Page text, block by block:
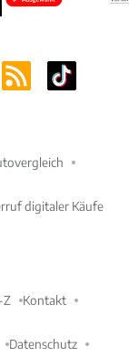
digitaler Käufe
Z Kontakt
Datenschutz